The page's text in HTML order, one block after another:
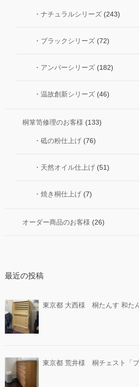
・ナチュラルシリーズ (243)
・ブラックシリーズ (72)
・アンバーシリーズ (182)
・温故創新シリーズ (46)
桐箪笥修理のお客様 (133)
・砥の粉仕上げ (76)
・天然オイル仕上げ (51)
・焼き桐仕上げ (7)
オーダー商品のお客様 (26)
最近の投稿
東京都 大西様 桐たんす 和た
東京都 荒井様 桐チェスト「ブ